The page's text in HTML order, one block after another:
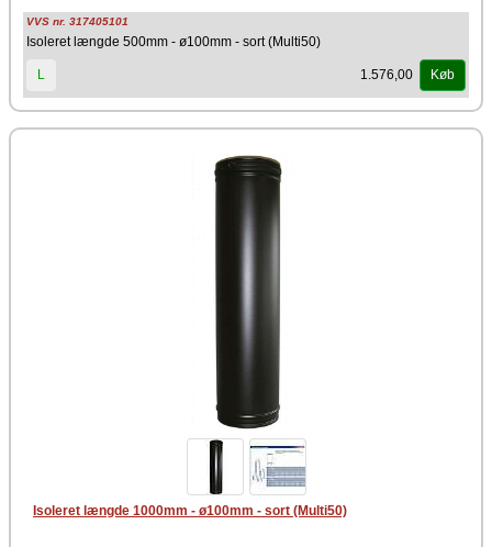
VVS nr. 317405101
Isoleret længde 500mm - ø100mm - sort (Multi50)
L 1.576,00 Køb
Isoleret længde 1000mm - ø100mm - sort (Multi50)